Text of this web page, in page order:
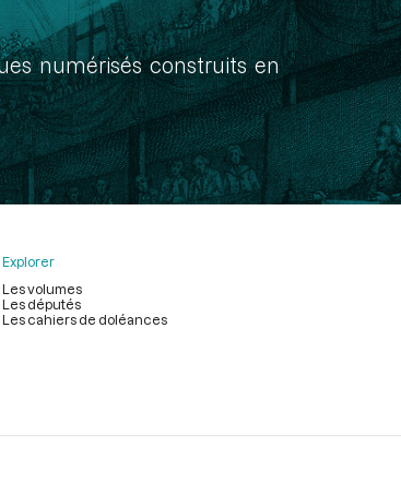
numérisés construits en
Explorer
Les volumes
Les députés
Les cahiers de doléances